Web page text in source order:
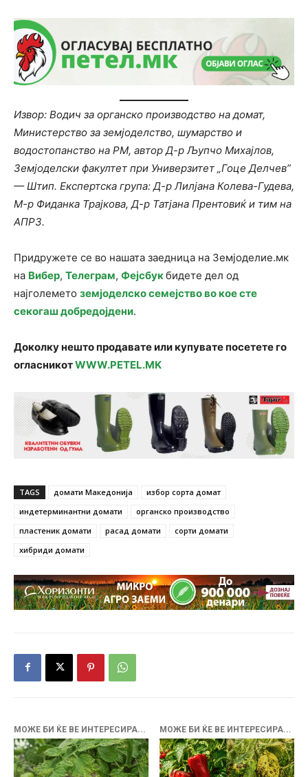
Извор: Водич за органско производство на домат,
Министерство за земјоделство, шумарство и
водостопанство на РМ, автор Д-р Љупчо Михајлов,
Земјоделски факултет при Универзитет „Гоце Делчев”
— Штип. Експертска група: Д-р Лилјана Колева-Гудева,
М-р Фиданка Трајкова, Д-р Татјана Прентовиќ и тим на
АПРЗ.
Придружете се во нашата заедница на Земјоделие.мк
на Вибер, Телеграм, Фејсбукбидете дел од
најголемето земјоделско семејство во кое сте
секогаш добредојдени.
Доколку нешто продавате или купувате посетете го
огласникотWWW.PETEL.MK
TAGS домати Македонија
избор сорта домат
индетерминантни домати
органско производство
пластеник домати
расад домати
сорти домати
хибриди домати
МОЖЕ БИ ЌЕ ВЕ ИНТЕРЕСИРА... МОЖЕ БИ ЌЕ ВЕ ИНТЕРЕСИРА...